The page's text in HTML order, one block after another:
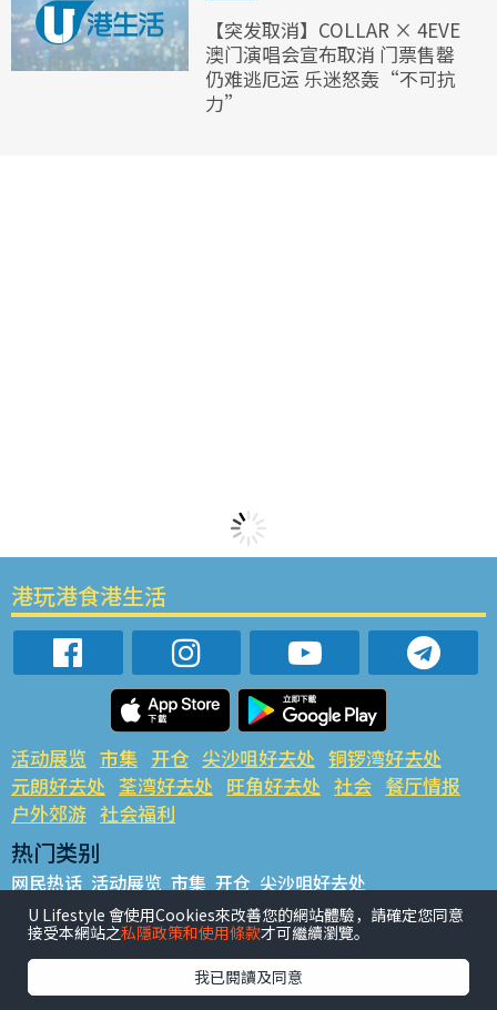
【突发取消】COLLAR × 4EVE
澳门演唱会宣布取消 门票售罄
仍难逃厄运 乐迷怒轰“不可抗
力”
港玩港食港生活
活动展览 市集 开仓 尖沙咀好去处 铜锣湾好去处
元朗好去处 荃湾好去处 旺角好去处 社会 餐厅情报
户外郊游 社会福利
热门类别
网民热话 活动展览 市集 开仓 尖沙咀好去处
铜锣湾好去处 元朗好去处 荃湾好去处 旺角好去处 社会
餐厅情报 户外郊游
热门标签
U Lifestyle 會使用Cookies來改善您的網站體驗，請確定您同意
接受本網站之私隱政策和使用條款才可繼續瀏覽。
我已閱讀及同意